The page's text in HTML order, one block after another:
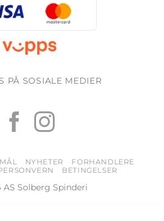
PÅ SOSIALE MEDIER
NYHETER
FORHANDLERE
BETINGELSER
AS Solberg Spinderi